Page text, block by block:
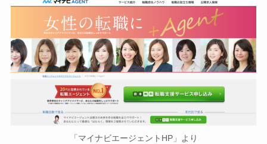
「マイナビエージェントHP」より